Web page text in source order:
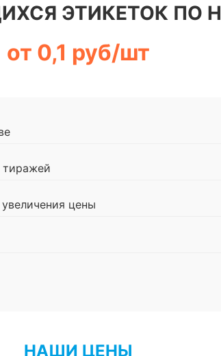
ЭТИКЕТОК ПО
от 0,1 руб/шт
увеличения цены
НАШИ ЦЕНЫ